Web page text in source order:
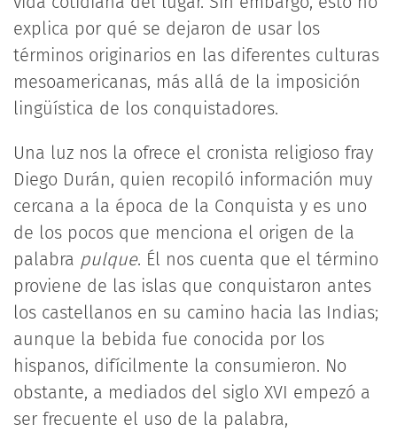
explica por qué se dejaron de usar los
términos originarios en las diferentes culturas
mesoamericanas, más allá de la imposición
lingüística de los conquistadores.
Una luz nos la ofrece el cronista religioso fray
Diego Durán, quien recopiló información muy
cercana a la época de la Conquista y es uno
de los pocos que menciona el origen de la
palabra pulque. Él nos cuenta que el término
proviene de las islas que conquistaron antes
los castellanos en su camino hacia las Indias;
aunque la bebida fue conocida por los
hispanos, difícilmente la consumieron. No
obstante, a mediados del siglo XVI empezó a
ser frecuente el uso de la palabra,